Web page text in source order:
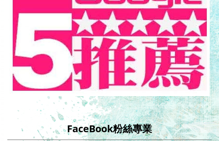
FaceBook粉絲專業